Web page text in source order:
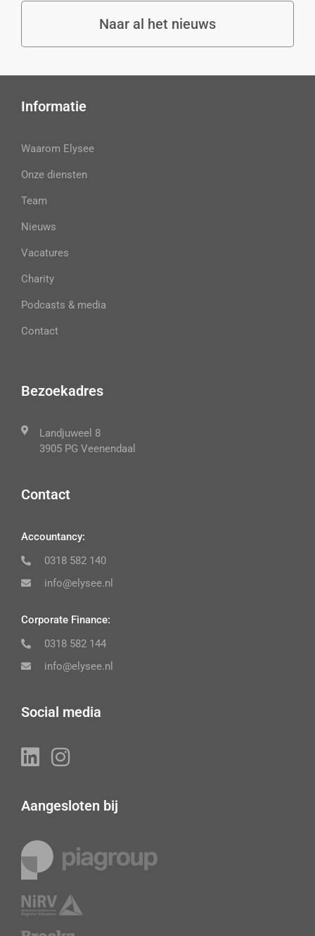
Naar al het nieuws
Informatie
Waarom Elysee
Onze diensten
Team
Nieuws
Vacatures
Charity
Podcasts & media
Contact
Bezoekadres
Landjuweel 8
3905 PG Veenendaal
Contact
Accountancy:
0318 582 140
info@elysee.nl
Corporate Finance:
0318 582 144
info@elysee.nl
Social media
Aangesloten bij